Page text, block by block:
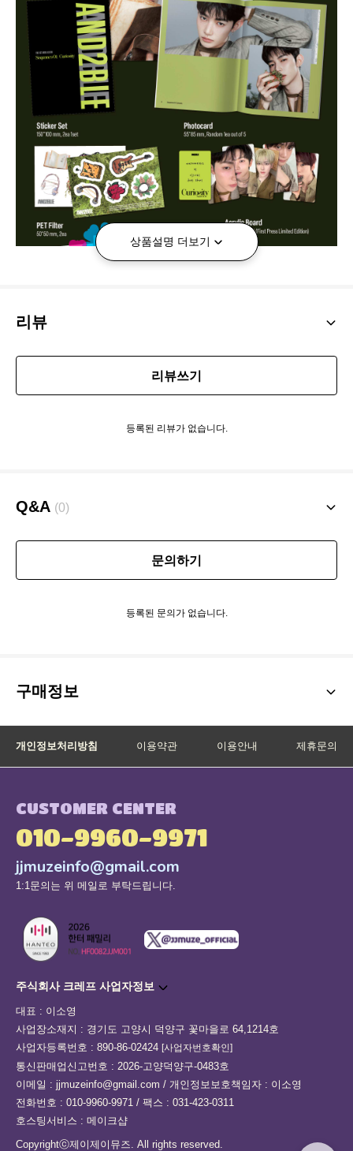
상품설명 더보기
리뷰
리뷰쓰기
등록된 리뷰가 없습니다.
Q&A (0)
문의하기
등록된 문의가 없습니다.
구매정보
개인정보처리방침 이용약관 이용안내 제휴문의
CUSTOMER CENTER
010-9960-9971
jjmuzeinfo@gmail.com
1:1문의는 위 메일로 부탁드립니다.
주식회사 크레프 사업자정보
대표 : 이소영
사업장소재지 : 경기도 고양시 덕양구 꽃마을로 64,1214호
사업자등록번호 : 890-86-02424 [사업자번호확인]
통신판매업신고번호 : 2026-고양덕양구-0483호
이메일 : jjmuzeinfo@gmail.com / 개인정보보호책임자 : 이소영
전화번호 : 010-9960-9971 / 팩스 : 031-423-0311
호스팅서비스 : 메이크샵
Copyrightⓒ제이제이뮤즈. All rights reserved.